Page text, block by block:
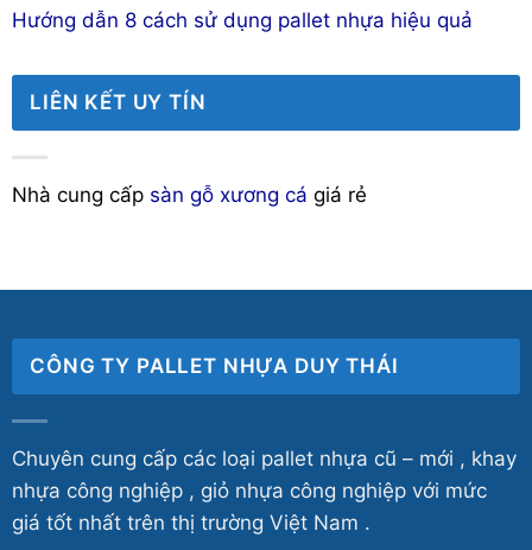
Hướng dẫn 8 cách sử dụng pallet nhựa hiệu quả
LIÊN KẾT UY TÍN
Nhà cung cấp sàn gỗ xương cá giá rẻ
CÔNG TY PALLET NHỰA DUY THÁI
Chuyên cung cấp các loại pallet nhựa cũ – mới , khay
nhựa công nghiệp , giỏ nhựa công nghiệp với mức
giá tốt nhất trên thị trường Việt Nam .